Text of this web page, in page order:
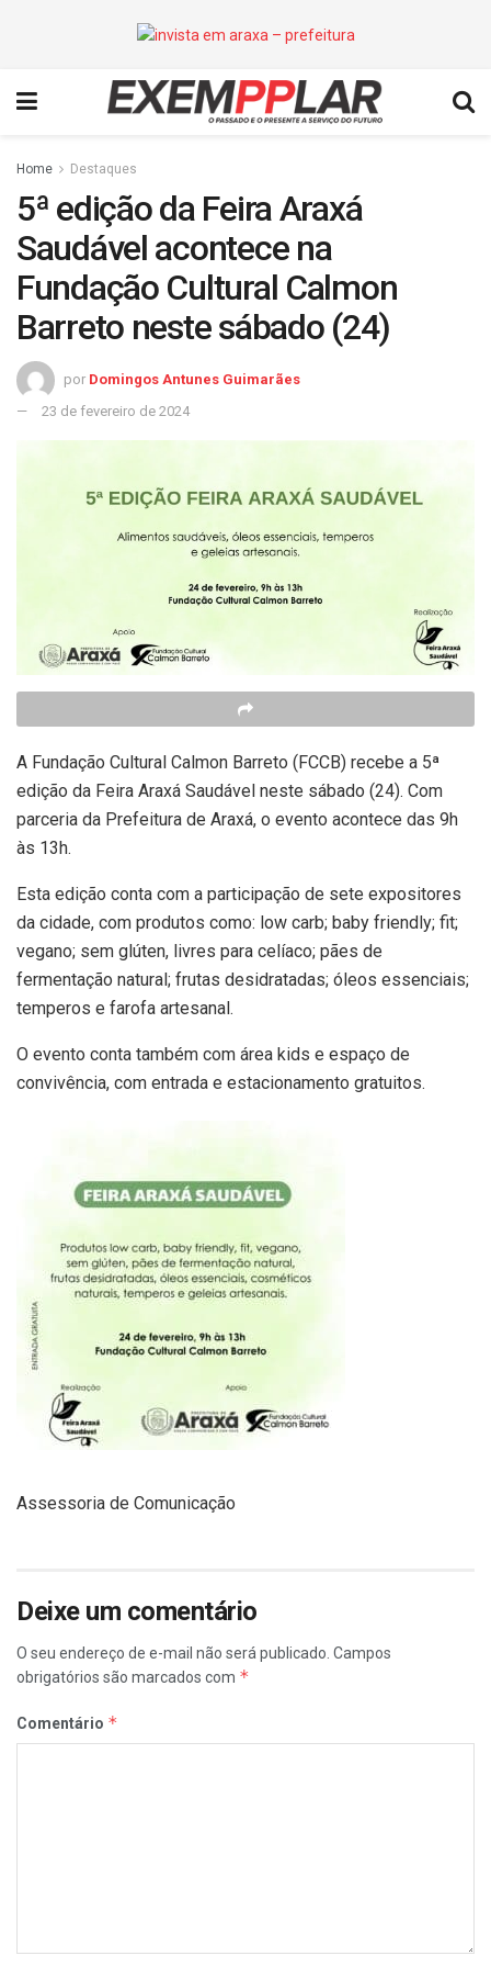
Home Destaques
5ª edição da Feira Araxá
Saudável acontece na
Fundação Cultural Calmon
Barreto neste sábado (24)
por Domingos Antunes Guimarães
23 de fevereiro de 2024
A Fundação Cultural Calmon Barreto (FCCB) recebe a 5ª
edição da Feira Araxá Saudável neste sábado (24). Com
parceria da Prefeitura de Araxá, o evento acontece das 9h
às 13h.
Esta edição conta com a participação de sete expositores
da cidade, com produtos como: low carb; baby friendly; fit;
vegano; sem glúten, livres para celíaco; pães de
fermentação natural; frutas desidratadas; óleos essenciais;
temperos e farofa artesanal.
O evento conta também com área kids e espaço de
convivência, com entrada e estacionamento gratuitos.
Assessoria de Comunicação
Deixe um comentário
O seu endereço de e-mail não será publicado. Campos
obrigatórios são marcados com *
Comentário *